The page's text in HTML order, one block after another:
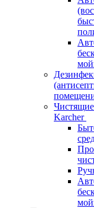
Чистящие
Karcher